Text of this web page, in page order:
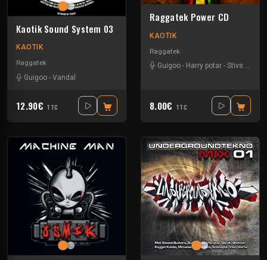
Kaotik Sound System 03
KAOTIK
Raggatek
Guigoo - Vandal
12.90€ TTC
Raggatek Power CD
KAOTIK
Raggatek
Guigoo - Harry potar - Stivs
8.00€ TTC